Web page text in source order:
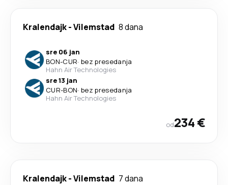
Kralendajk-Vilemstad 8 dana
sre 06 jan
BON-CUR· bez presedanja
Hahn Air Technologies
sre 13 jan
CUR-BON· bez presedanja
Hahn Air Technologies
od234 €
Kralendajk-Vilemstad 7 dana